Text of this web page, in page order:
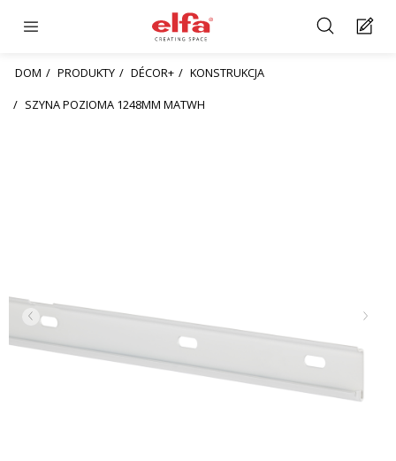
DOM PRODUKTY DÉCOR+
KONSTRUKCJA
SZYNA POZIOMA 1248MM MATWH